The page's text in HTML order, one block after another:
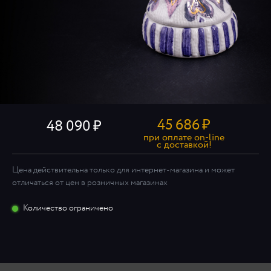
48 090 45 686₽
при оплате on-line
c доставкой!
Цена действительна только для интернет-магазина и может
отличаться от цен в розничных магазинах
Количество ограничено